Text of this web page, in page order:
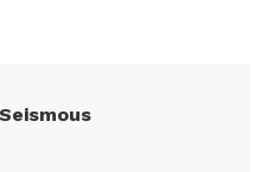
Seismous